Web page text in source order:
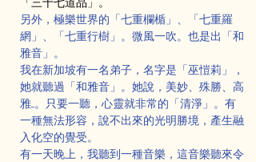
另外，極樂世界的「七重欄楯」、「七重羅
網」、「七重行樹」。微風一吹。也是出「和
雅音」。
我在新加坡有一名弟子，名字是「巫愷莉」，
她就聽過「和雅音」。她說，美妙、殊勝、高
雅....。只要一聽，心靈就非常的「清淨」。有
一種無法形容，說不出來的光明勝境，產生融
入化空的覺受。
有一天晚上，我聽到一種音樂，這音樂聽來令